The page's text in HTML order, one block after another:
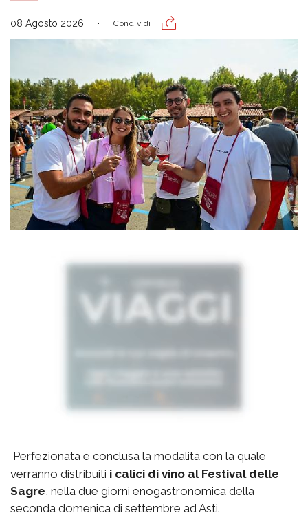
08 Agosto 2026 Condividi
Perfezionata e conclusa la modalità con la quale
verranno distribuiti i calici di vino al Festival delle
Sagre , nella due giorni enogastronomica della
seconda domenica di settembre ad Asti.